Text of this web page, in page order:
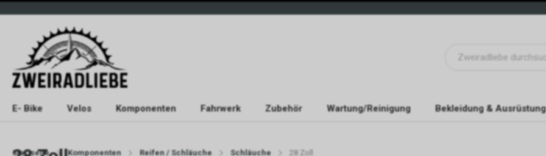
E- Bike Velos Komponenten Fahrwerk Zubehör Wartung/Reinigung Bekleidung & Ausrüstung
Startseite Komponenten Reifen / Schläuche Schläuche 28 Zoll